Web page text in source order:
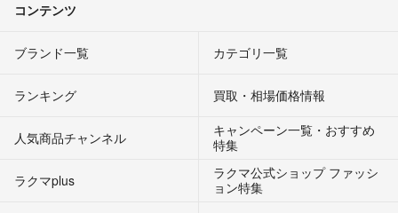
コンテンツ
ブランド一覧 カテゴリ一覧
ランキング 買取・相場価格情報
人気商品チャンネル
キャンペーン一覧・おすすめ
特集
ラクマplus
ラクマ公式ショップ ファッシ
ョン特集